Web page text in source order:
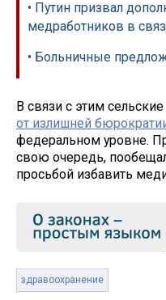
• Путин призвал
медработников в
• Больничные
В связи с этим
от излишней
федеральном уровне.
свою очередь,
просьбой избавить
здравоохранение